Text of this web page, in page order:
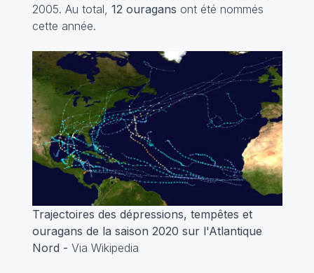
2005. Au total, 12 ouragans ont été nommés
cette année.
Trajectoires des dépressions, tempêtes et
ouragans de la saison 2020 sur l'Atlantique
Nord - Via Wikipedia